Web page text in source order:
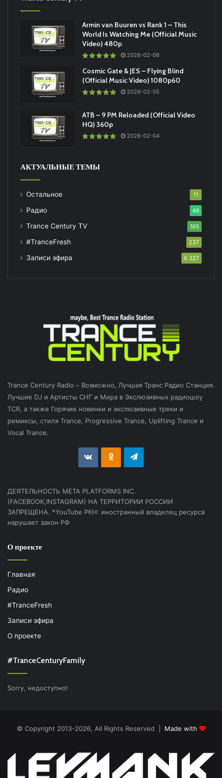
Armin van Buuren vs Rank 1 – This
World Is Watching Me (Official Music
Video) 480p
2026-02-06
Cosmic Gate & JES – Flying Blind
(Official Music Video) 1080p60
2026-02-05
ATB – 9 PM Reloaded (Official Video
HQ) 360p
2026-02-04
АКТУАЛЬНЫЕ ТЕМЫ
Остальное 11
Радио 49
Trance Century TV 165
#TranceFresh 237
Записи эфира 6 327
Trance Century Radio – Возможно, Лучшая Транс Радио Станция.
Лучшие DJ и Артисты СНГ и Мира в Экслюзивных радиошоу
TCR, а также Горячие новинки и экслюзивные треки и
ремиксы, стиля Trance, Progressive Trance, Uplifting Trance и
Vocal Trance.
vk.com Odnoklassniki
Telegram
ДЕЯТЕЛЬНОСТЬ МЕТА PLATFORMS INC.
(FACEBOOK,INSTAGRAM) НА ТЕРРИТОРИИ РОССИИ
ЗАПРЕЩЕНА. *YouTube РКН: иностранный владелец ресурса
нарушает закон РФ
О проекте
Главная
Радио
#TranceFresh
Записи эфира
О проекте
#TranceCenturyFamily
Sorry, недоступно!
© Copyright 2013-2026, All Rights Reserved | Made with